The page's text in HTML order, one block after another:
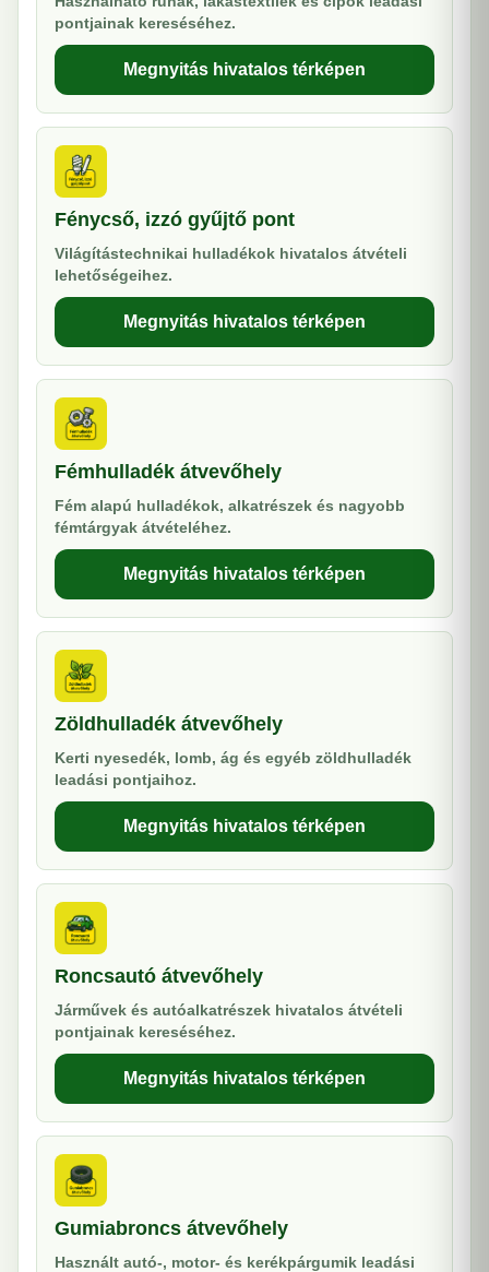
pontjainak kereséséhez.
Megnyitás hivatalos térképen
Fénycső, izzó gyűjtő pont
Világítástechnikai hulladékok hivatalos átvételi
lehetőségeihez.
Megnyitás hivatalos térképen
Fémhulladék átvevőhely
Fém alapú hulladékok, alkatrészek és nagyobb
fémtárgyak átvételéhez.
Megnyitás hivatalos térképen
Zöldhulladék átvevőhely
Kerti nyesedék, lomb, ág és egyéb zöldhulladék
leadási pontjaihoz.
Megnyitás hivatalos térképen
Roncsautó átvevőhely
Járművek és autóalkatrészek hivatalos átvételi
pontjainak kereséséhez.
Megnyitás hivatalos térképen
Gumiabroncs átvevőhely
Használt autó-, motor- és kerékpárgumik leadási